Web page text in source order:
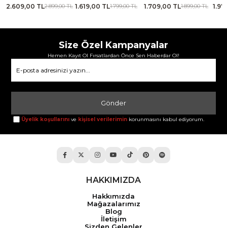
2.609,00 TL2.899,00 TL 1.619,00 TL1.799,00 TL
1.709,00 TL1.899,00 TL
Size Özel Kampanyalar
Hemen Kayıt Ol Fırsatlardan Önce Sen Haberdar Ol!
Gönder
Üyelik koşullarını ve kişisel verilerimin korunmasını kabul ediyorum.
HAKKIMIZDA
Hakkımızda
Mağazalarımız
Blog
İletişim